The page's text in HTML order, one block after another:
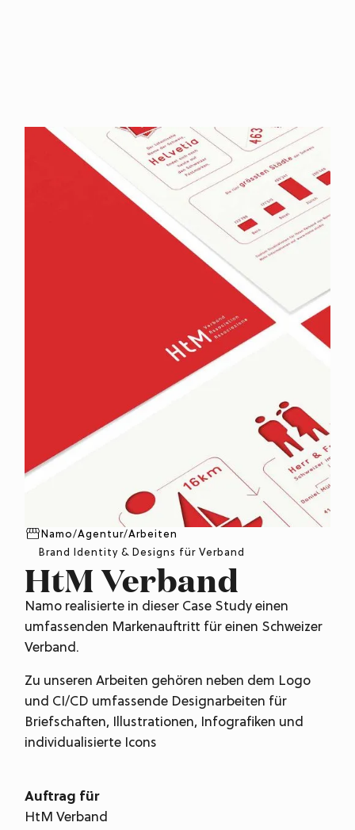
Namo/Agentur/Arbeiten
Brand Identity & Designs für Verband
HtM Verband
Namo realisierte in dieser Case Study einen
umfassenden Markenauftritt für einen Schweizer
Verband.
Zu unseren Arbeiten gehören neben dem Logo
und CI/CD umfassende Designarbeiten für
Briefschaften, Illustrationen, Infografiken und
individualisierte Icons
Auftrag für
HtM Verband